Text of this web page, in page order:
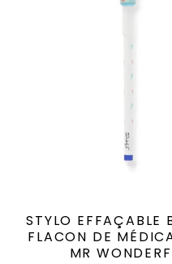
STYLO EFFAÇABLE
FLACON DE
MR